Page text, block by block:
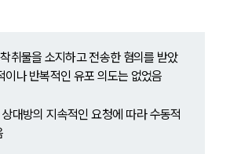
취물을 소지하고 전송한 혐의를 받았
이나 반복적인 유포 의도는 없었음
대방의 지속적인 요청에 따라 수동적